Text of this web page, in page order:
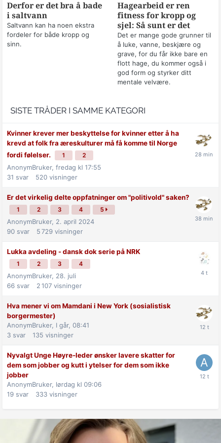
Derfor er det bra å bade
i saltvann
Saltvann kan ha noen ekstra
fordeler for både kropp og
sinn.
Hagearbeid er ren
fitness for kropp og
sjel: Så sunt er det
Det er mange gode grunner til
å luke, vanne, beskjære og
grave, for du får ikke bare en
flott hage, du kommer også i
god form og styrker ditt
mentale velvære.
SISTE TRÅDER I SAMME KATEGORI
Kvinner krever mer beskyttelse for kvinner etter å ha
krevd at folk fra æreskulturer må få komme til Norge
fordi følelser.
1 2
AnonymBruker, fredag kl 17:55
31 svar 520 visninger
Er det virkelig delte oppfatninger om "politivold" saken?
1 2 3 4 5
AnonymBruker, 2. april 2024
90 svar 5 729 visninger
Lukka avdeling - dansk dok serie på NRK
1 2 3 4
AnonymBruker, 28. juli
66 svar 2 107 visninger
Hva mener vi om Mamdani i New York (sosialistisk
borgermester)
AnonymBruker, I går, 08:41
3 svar 135 visninger
Nyvalgt Unge Høyre-leder ønsker lavere skatter for
dem som jobber og kutt i ytelser for dem som ikke
jobber
AnonymBruker, lørdag kl 09:06
19 svar 333 visninger